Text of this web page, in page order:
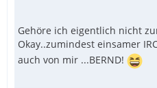
Gehöre ich eigentlich nicht
Okay..zumindest einsamer
auch von mir ...BERND!